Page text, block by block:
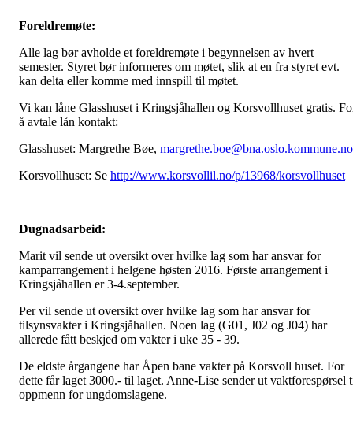
Foreldremøte:
Alle lag bør avholde et foreldremøte i begynnelsen av hvert
semester. Styret bør informeres om møtet, slik at en fra styret evt.
kan delta eller komme med innspill til møtet.
Vi kan låne Glasshuset i Kringsjåhallen og Korsvollhuset gratis.
å avtale lån kontakt:
Glasshuset: Margrethe Bøe, margrethe.boe@bna.oslo.kommune.no
Korsvollhuset: Se http://www.korsvollil.no/p/13968/korsvollhuset
Dugnadsarbeid:
Marit vil sende ut oversikt over hvilke lag som har ansvar for
kamparrangement i helgene høsten 2016. Første arrangement i
Kringsjåhallen er 3-4.september.
Per vil sende ut oversikt over hvilke lag som har ansvar for
tilsynsvakter i Kringsjåhallen. Noen lag (G01, J02 og J04) har
allerede fått beskjed om vakter i uke 35 - 39.
De eldste årgangene har Åpen bane vakter på Korsvoll huset. For
dette får laget 3000.- til laget. Anne-Lise sender ut vaktforespørsel
oppmenn for ungdomslagene.